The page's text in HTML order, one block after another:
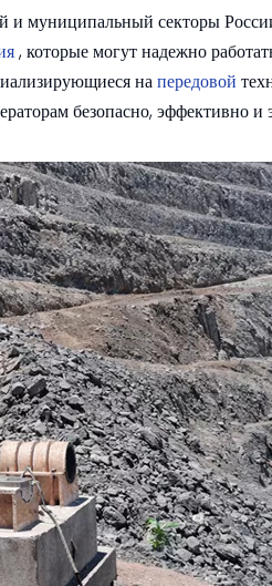
муниципальный секторы
, которые могут надежно
напередовой
безопасно, эффективно